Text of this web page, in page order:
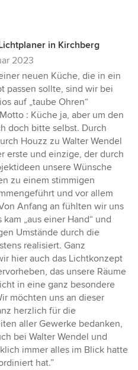
in Kirchberg
2023
neuen Küche, die in ein
passen sollte, sind wir bei
auf „taube Ohren“
: Küche ja, aber um den
doch bitte selbst. Durch
Houzz zu Walter Wendel
erste und einzige, der durch
unsere Wünsche
zu einem stimmigen
und vor allem
Anfang an fühlten wir uns
„aus einer Hand“ und
Umstände durch die
realisiert. Ganz
hier auch das Lichtkonzept
das unsere Räume
in eine ganz besondere
möchten uns an dieser
herzlich für die
aller Gewerke bedanken,
bei Walter Wendel und
immer alles im Blick hatte
hat.”